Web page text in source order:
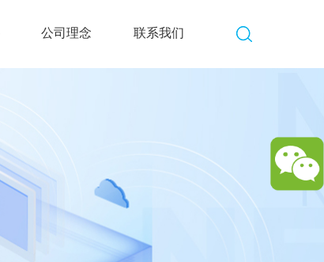
公司理念 联系我们